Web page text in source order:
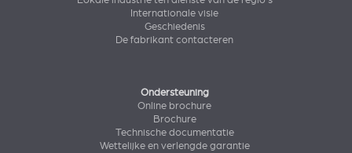
Internationale visie
Geschiedenis
De fabrikant contacteren
Ondersteuning
Online brochure
Brochure
Technische documentatie
Wettelijke en verlengde garantie